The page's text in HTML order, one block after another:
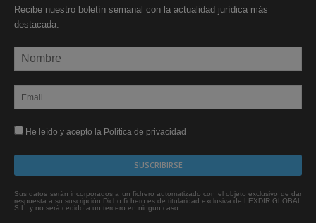
Recibe nuestro boletín semanal con la actualidad jurídica más
destacada.
He leído y acepto la Política de privacidad
Sus datos serán incorporados a un fichero automatizado con el objeto exclusivo de dar
respuesta a su suscripción Dicho fichero es de titularidad exclusiva de LEXDIR GLOBAL
S.L. y no será cedido a un tercero en ningún caso.